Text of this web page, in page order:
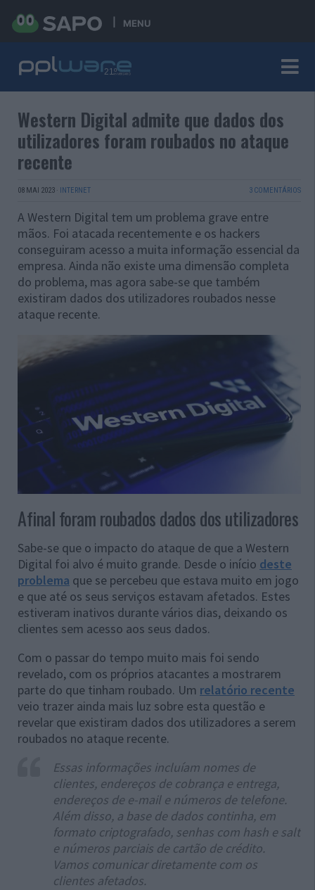
MENU
Western Digital admite que dados dos
utilizadores foram roubados no ataque
recente
08 MAI 2023 · INTERNET 3 COMENTÁRIOS
A Western Digital tem um problema grave entre
mãos. Foi atacada recentemente e os hackers
conseguiram acesso a muita informação essencial da
empresa. Ainda não existe uma dimensão completa
do problema, mas agora sabe-se que também
existiram dados dos utilizadores roubados nesse
ataque recente.
Afinal foram roubados dados dos utilizadores
Sabe-se que o impacto do ataque de que a Western
Digital foi alvo é muito grande. Desde o início deste
problema que se percebeu que estava muito em jogo
e que até os seus serviços estavam afetados. Estes
estiveram inativos durante vários dias, deixando os
clientes sem acesso aos seus dados.
Com o passar do tempo muito mais foi sendo
revelado, com os próprios atacantes a mostrarem
parte do que tinham roubado. Um relatório recente
veio trazer ainda mais luz sobre esta questão e
revelar que existiram dados dos utilizadores a serem
roubados no ataque recente.
Essas informações incluíam nomes de
clientes, endereços de cobrança e entrega,
endereços de e-mail e números de telefone.
Além disso, a base de dados continha, em
formato criptografado, senhas com hash e salt
e números parciais de cartão de crédito.
Vamos comunicar diretamente com os
clientes afetados.